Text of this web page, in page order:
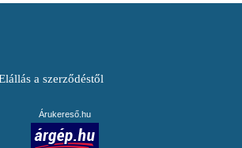
a szerződéstől
Árukereső.hu